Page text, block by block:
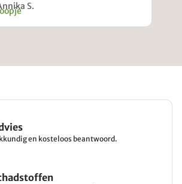
S.
en kosteloos beantwoord.